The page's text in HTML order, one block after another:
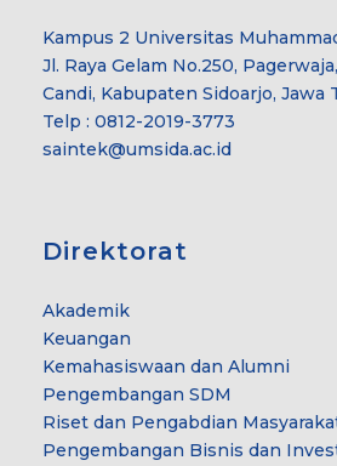
Kampus 2 Universitas
Jl. Raya Gelam No.250,
Candi, Kabupaten Sidoarjo, Jawa
Telp : 0812-2019-3773
saintek@umsida.ac.id
Direktorat
Akademik
Keuangan
Kemahasiswaan dan Alumni
Pengembangan SDM
Riset dan Pengabdian
Pengembangan Bisnis dan